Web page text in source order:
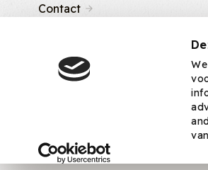
Contact
2026 Chaupain - Alle